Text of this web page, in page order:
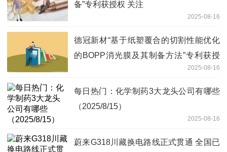
备”专利获授权 关注
2025-08-16
德冠新材“基于纸塑覆合的切割性能优化
的BOPP消光膜及其制备方法”专利获授
2025-08-16
每日热门：化学制药3大龙头公司有哪些
（2025/8/15）
2025-08-16
蔚来G318川藏换电路线正式贯通 全国已